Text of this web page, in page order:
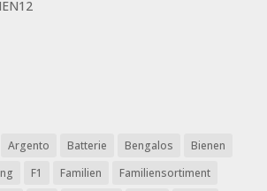
1212
Argento Batterie Bengalos
Bienen
F1 Familien
Familiensortiment